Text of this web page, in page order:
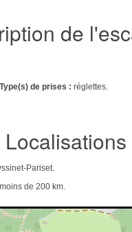
de
Type(s) de prises : réglettes.
Localisations
Pariset.
de 200 km.